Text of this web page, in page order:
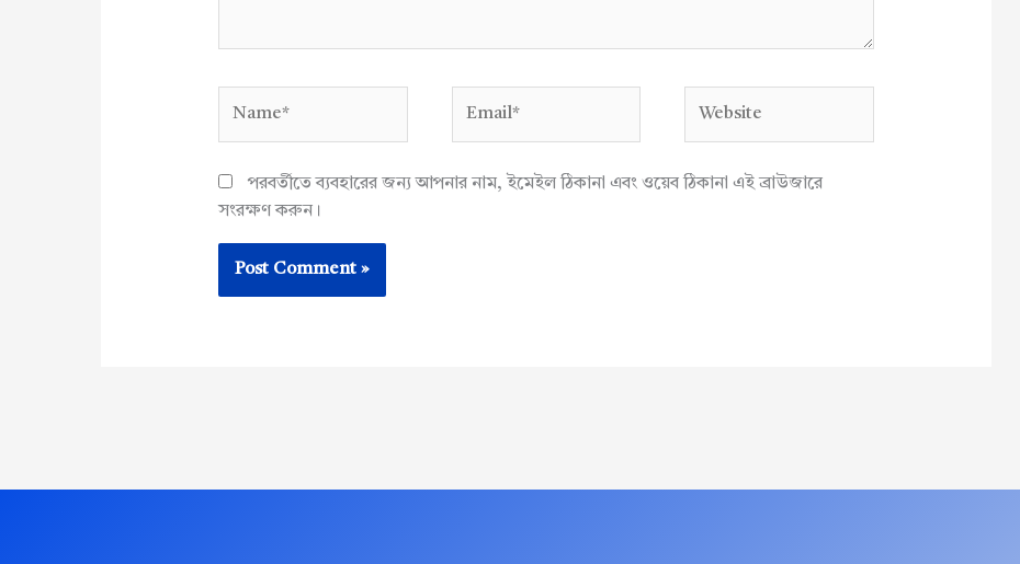
পরবর্তীতে ব্যবহারের জন্য আপনার নাম, ইমেইল ঠিকানা এবং ওয়েব ঠিকানা এই ব্রাউজারে
সংরক্ষণ করুন।